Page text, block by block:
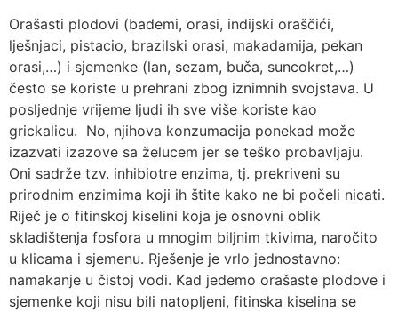
Orašasti plodovi (bademi, orasi, indijski oraščići,
lješnjaci, pistacio, brazilski orasi, makadamija, pekan
orasi,…) i sjemenke (lan, sezam, buča, suncokret,…)
često se koriste u prehrani zbog iznimnih svojstava. U
posljednje vrijeme ljudi ih sve više koriste kao
grickalicu. No, njihova konzumacija ponekad može
izazvati izazove sa želucem jer se teško probavljaju.
Oni sadrže tzv. inhibiotre enzima, tj. prekriveni su
prirodnim enzimima koji ih štite kako ne bi počeli nicati.
Riječ je o fitinskoj kiselini koja je osnovni oblik
skladištenja fosfora u mnogim biljnim tkivima, naročito
u klicama i sjemenu. Rješenje je vrlo jednostavno:
namakanje u čistoj vodi. Kad jedemo orašaste plodove i
sjemenke koji nisu bili natopljeni, fitinska kiselina se